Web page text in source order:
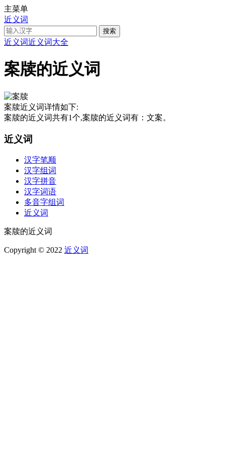
主菜单
近义词
近义词近义词大全
案牍的近义词
案牍近义词详情如下:
案牍的近义词共有1个,案牍的近义词有：文案。
近义词
汉字笔顺
汉字组词
汉字拼音
汉字词语
多音字组词
近义词
案牍的近义词
Copyright © 2022 近义词